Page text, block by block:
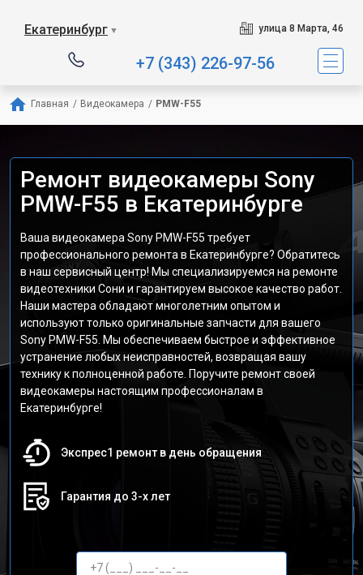
Екатеринбург ▼ улица 8 Марта, 46
+7 (343) 226-97-56
Главная / Видеокамера / PMW-F55
Ремонт видеокамеры Sony
PMW-F55 в Екатеринбурге
Ваша видеокамера Sony PMW-F55 требует
профессионального ремонта в Екатеринбурге? Обратитесь
в наш сервисный центр! Мы специализируемся на ремонте
видеотехники Сони и гарантируем высокое качество работ.
Наши мастера обладают многолетним опытом и
используют только оригинальные запчасти для вашего
Sony PMW-F55. Мы обеспечиваем быстрое и эффективное
устранение любых неисправностей, возвращая вашу
технику к полноценной работе. Поручите ремонт своей
видеокамеры настоящим профессионалам в
Екатеринбурге!
Экспрес1 ремонт в день обращения
Гарантия до 3-х лет